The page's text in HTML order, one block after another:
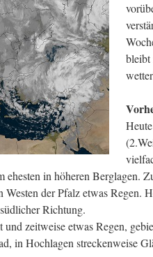
bleibt
in höheren Berglagen.
der Pfalz etwas Regen.
Richtung.
zeitweise etwas Regen,
in Hochlagen streckenweise